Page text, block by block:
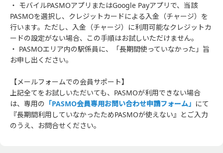
・ モバイルPASMOアプリまたはGoogle Payアプリで、当該
PASMOを選択し、クレジットカードによる入金（チャージ）を
行います。ただし、入金（チャージ）に利用可能なクレジットカ
ードの設定がない場合、この手順はお試しいただけません。
・ PASMOエリア内の駅係員に、「長期間使っていなかった」旨
お申し出ください。
【メールフォームでの会員サポート】
上記全てをお試しいただいても、PASMOが利用できない場合
は、専用の 「PASMO会員専用お問い合わせ申請フォーム」 にて
『長期間利用していなかったためPASMOが使えない』とご入力
のうえ、お問合せください。